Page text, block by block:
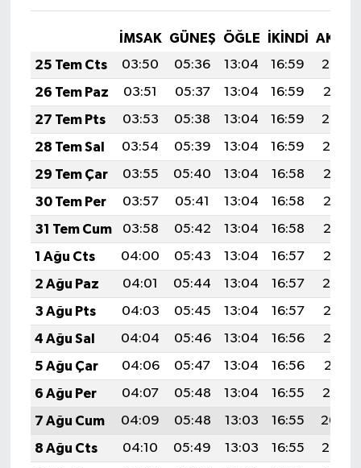
İMSAK GÜNEŞ ÖĞLE İKINDI
25 Tem Cts
03:50 05:36 13:04 16:59
20:22
26 Tem Paz
03:51 05:37 13:04 16:59
20:21
27 Tem Pts
03:53 05:38 13:04 16:59
20:20
28 Tem Sal
03:54 05:39 13:04 16:59
20:19
29 Tem Çar
03:55 05:40 13:04 16:58
20:18
30 Tem Per
03:57 05:41 13:04 16:58
20:17
31 Tem Cum
03:58 05:42 13:04 16:58
20:16
1 Ağu Cts
04:00 05:43 13:04 16:57
20:15
2 Ağu Paz
04:01 05:44 13:04 16:57
20:14
3 Ağu Pts
04:03 05:45 13:04 16:57
20:13
4 Ağu Sal
04:04 05:46 13:04 16:56
20:12
5 Ağu Çar
04:06 05:47 13:04 16:56
20:11
6 Ağu Per
04:07 05:48 13:04 16:55
20:10
7 Ağu Cum
04:09 05:48 13:03 16:55
20:09
8 Ağu Cts
04:10 05:49 13:03 16:55
20:07